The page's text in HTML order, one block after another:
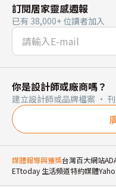
訂閱居家靈感週報
已有 38,000+ 位讀者加入
你是設計師或廠商嗎？
建立設計師或品牌檔案 ·
媒體報導與獲獎台灣百大網站
ETtoday 生活頻道特約媒體